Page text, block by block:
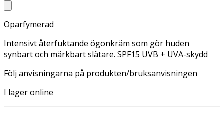
Oparfymerad
Intensivt återfuktande ögonkräm som gör huden
synbart och märkbart slätare. SPF15 UVB + UVA-skydd
Följ anvisningarna på produkten/bruksanvisningen
I lager online